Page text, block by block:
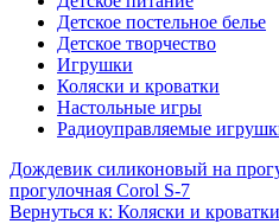
Детское постельное белье
Детское творчество
Игрушки
Коляски и кроватки
Настольные игры
Радиоуправляемые
Дождевик силиконовый на
прогулочная Corol S-7
Вернуться к: Коляски и кроватки